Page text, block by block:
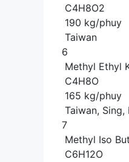
C4H8O2
190 kg/phuy
Taiwan
6
Methyl Ethyl
C4H8O
165 kg/phuy
Taiwan, Sing,
7
Methyl Iso
C6H12O